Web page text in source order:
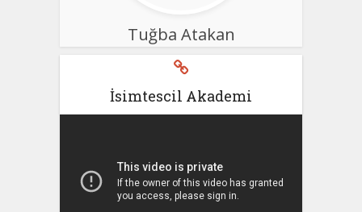
Tuğba Atakan
İsimtescil Akademi